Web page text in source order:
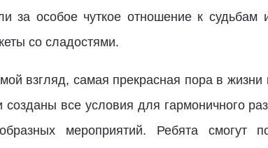
за особое чуткое отношение к
со сладостями.
взгляд, самая прекрасная пора в
все условия для гармоничного
мероприятий. Ребята смогут